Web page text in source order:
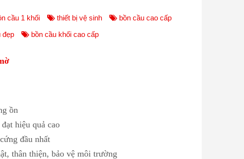
cầu 1 khối thiết bị vệ sinh
bồn cầu cao cấp
đẹp
bồn cầu khối cao cấp
ồn
hiệu quả cao
đầu nhất
thân thiện, bảo vệ môi trường